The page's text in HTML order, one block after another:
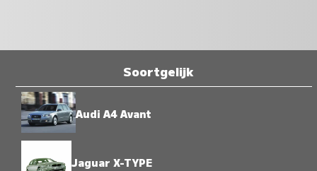
Soortgelijk
Audi A4 Avant
Jaguar X-TYPE